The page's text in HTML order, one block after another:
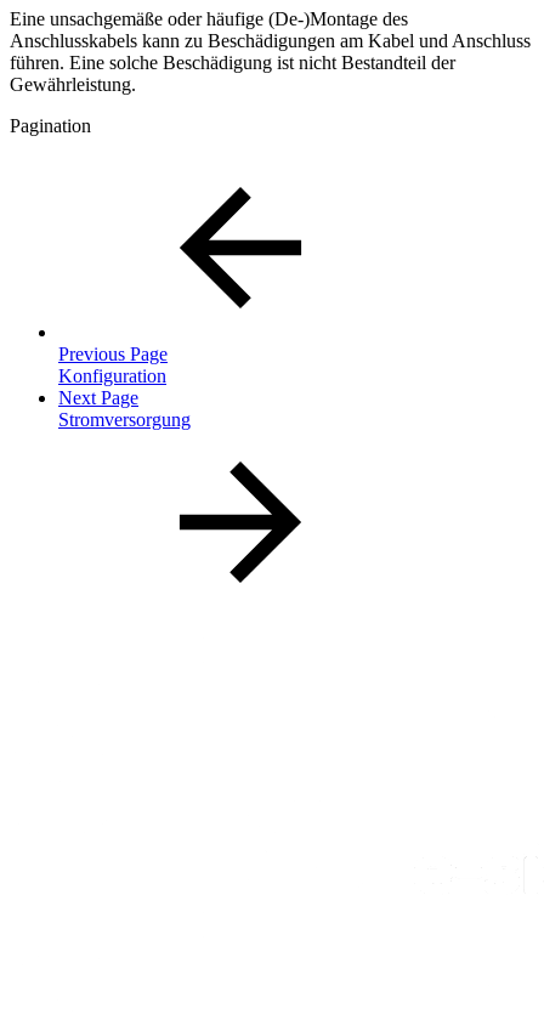
Eine unsachgemäße oder häufige (De-)Montage des
Anschlusskabels kann zu Beschädigungen am Kabel und Anschluss
führen. Eine solche Beschädigung ist nicht Bestandteil der
Gewährleistung.
Pagination
Previous Page
Konfiguration
Next Page
Stromversorgung